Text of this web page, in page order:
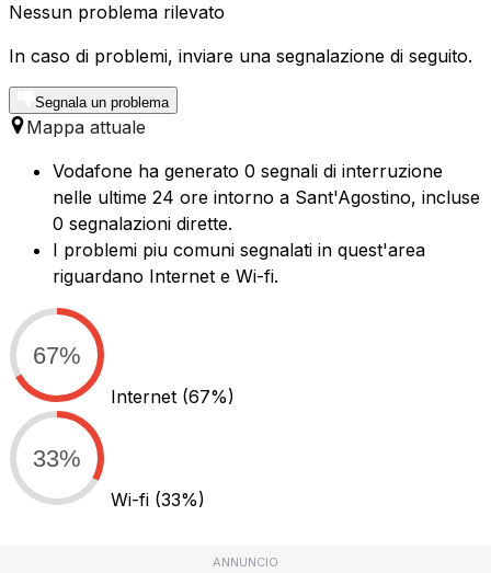
Nessun problema rilevato
In caso di problemi, inviare una segnalazione di seguito.
Segnala un problema
Mappa attuale
Vodafone ha generato 0 segnali di interruzione
nelle ultime 24 ore intorno a Sant'Agostino, incluse
0 segnalazioni dirette.
I problemi piu comuni segnalati in quest'area
riguardano Internet e Wi-fi.
67%
Internet (67%)
33%
Wi-fi (33%)
ANNUNCIO